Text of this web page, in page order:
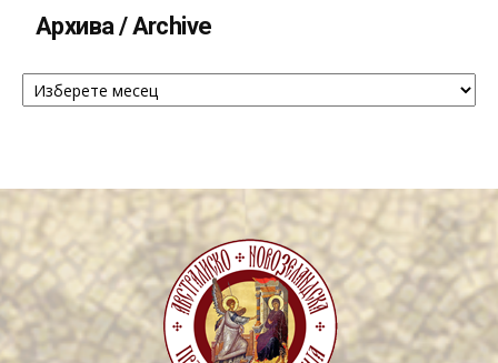
Архива / Archive
Архива